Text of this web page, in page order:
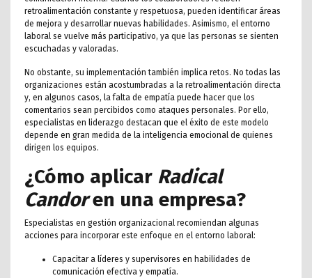
retroalimentación constante y respetuosa, pueden identificar áreas
de mejora y desarrollar nuevas habilidades. Asimismo, el entorno
laboral se vuelve más participativo, ya que las personas se sienten
escuchadas y valoradas.
No obstante, su implementación también implica retos. No todas las
organizaciones están acostumbradas a la retroalimentación directa
y, en algunos casos, la falta de empatía puede hacer que los
comentarios sean percibidos como ataques personales. Por ello,
especialistas en liderazgo destacan que el éxito de este modelo
depende en gran medida de la inteligencia emocional de quienes
dirigen los equipos.
¿Cómo aplicar Radical
Candoren una empresa?
Especialistas en gestión organizacional recomiendan algunas
acciones para incorporar este enfoque en el entorno laboral:
Capacitar a líderes y supervisores en habilidades de
comunicación efectiva y empatía.